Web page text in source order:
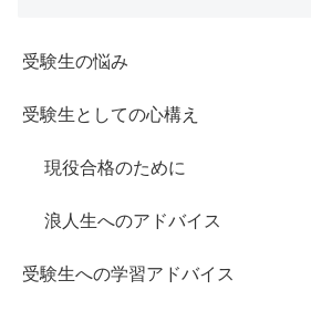
受験生の悩み
受験生としての心構え
現役合格のために
浪人生へのアドバイス
受験生への学習アドバイス